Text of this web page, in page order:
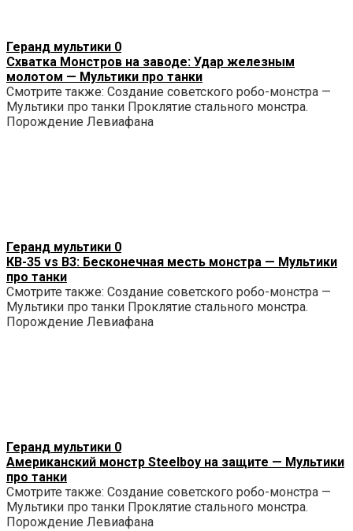
Геранд мультики 0
Схватка Монстров на заводе: Удар железным
молотом — Мультики про танки
Смотрите также: Создание советского робо-монстра —
Мультики про танки Проклятие стального монстра.
Порождение Левиафана
Геранд мультики 0
КВ-35 vs B3: Бесконечная месть монстра — Мультики
про танки
Смотрите также: Создание советского робо-монстра —
Мультики про танки Проклятие стального монстра.
Порождение Левиафана
Геранд мультики 0
Американский монстр Steelboy на защите — Мультики
про танки
Смотрите также: Создание советского робо-монстра —
Мультики про танки Проклятие стального монстра.
Порождение Левиафана